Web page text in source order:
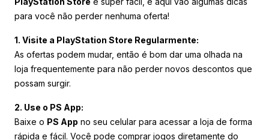
para você não perder nenhuma oferta!
1. Visite a PlayStation Store Regularmente:
As ofertas podem mudar, então é bom dar uma olhada na
loja frequentemente para não perder novos descontos que
possam surgir.
2. Use o PS App:
Baixe o PS App no seu celular para acessar a loja de forma
rápida e fácil. Você pode comprar jogos diretamente do